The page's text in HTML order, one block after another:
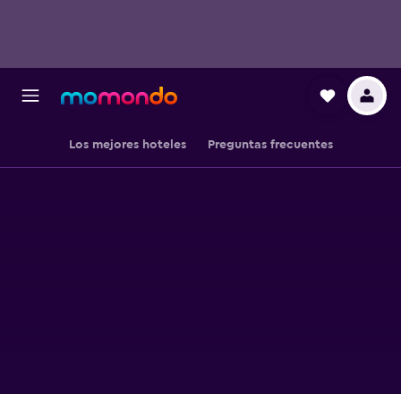
Los mejores hoteles Preguntas frecuentes